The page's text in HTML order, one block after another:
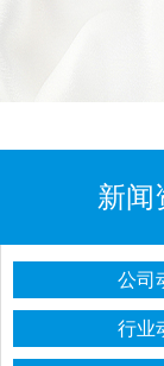
新闻
公司
行业